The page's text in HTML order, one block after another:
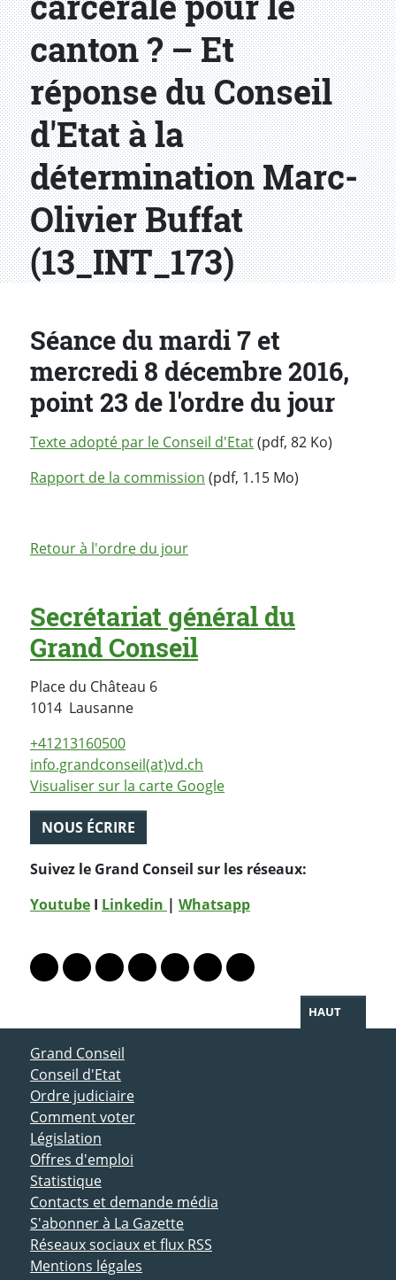
canton ? – Et
réponse du Conseil
d'Etat à la
détermination Marc-
Olivier Buffat
(13_INT_173)
Séance du mardi 7 et
mercredi 8 décembre 2016,
point 23 de l'ordre du jour
Texte adopté par le Conseil d'Etat(pdf, 82 Ko)
Rapport de la commission (pdf, 1.15 Mo)
Retour à l'ordre du jour
Secrétariat général du
Grand Conseil
Place du Château 6
1014 LausanneSuisse
+41213160500
info.grandconseil(at)vd.ch
Visualiser sur la carte Google
NOUS ÉCRIRE
Suivez le Grand Conseil sur les réseaux:
Youtube I Linkedin | Whatsapp
Lien vers le profil Mastodon
Lien vers le profil Bluesky
Lien vers le profil Instagram
Lien vers le profil Linkedin
Lien vers le profil Facebook
Lien vers le profil Twitter
Partager par WhatsApp
HAUT
ACCÈS DIRECT
Grand Conseil
Conseil d'Etat
Ordre judiciaire
Comment voter
Législation
Offres d'emploi
Statistique
Contacts et demande média
S'abonner à La Gazette
Réseaux sociaux et flux RSS
Mentions légales